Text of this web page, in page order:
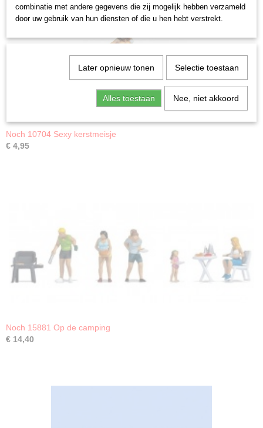
Noch 10704 Sexy kerstmeisje
€ 4,95
Noch 15881 Op de camping
€ 14,40
combinatie met andere gegevens die zij mogelijk hebben verzameld
door uw gebruik van hun diensten of die u hen hebt verstrekt.
Later opnieuw tonen Selectie toestaan
Alles toestaan Nee, niet akkoord